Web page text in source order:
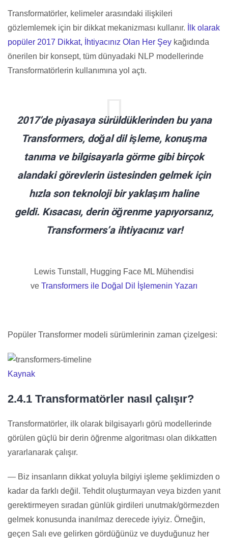
Transformatörler, kelimeler arasındaki ilişkileri
gözlemlemek için bir dikkat mekanizması kullanır.
İlk olarak
popüler 2017 Dikkat, İhtiyacınız Olan Her Şey kağıdında
önerilen bir konsept, tüm dünyadaki NLP modellerinde
Transformatörlerin kullanımına yol açtı.
2017’de piyasaya sürüldüklerinden bu yana
Transformers, doğal dil işleme, konuşma
tanıma ve bilgisayarla görme gibi birçok
alandaki görevlerin üstesinden gelmek için
hızla son teknoloji bir yaklaşım haline
geldi. Kısacası, derin öğrenme yapıyorsanız,
Transformers’a ihtiyacınız var!
Lewis Tunstall, Hugging Face ML Mühendisi
ve Transformers ile Doğal Dil İşlemenin Yazarı
Popüler Transformer modeli sürümlerinin zaman çizelgesi:
Kaynak
2.4.1 Transformatörler nasıl çalışır?
Transformatörler, ilk olarak bilgisayarlı görü modellerinde
görülen güçlü bir derin öğrenme algoritması olan dikkatten
yararlanarak çalışır.
— Biz insanların dikkat yoluyla bilgiyi işleme şeklimizden o
kadar da farklı değil. Tehdit oluşturmayan veya bizden yanıt
gerektirmeyen sıradan günlük girdileri unutmak/görmezden
gelmek konusunda inanılmaz derecede iyiyiz. Örneğin,
geçen Salı eve gelirken gördüğünüz ve duyduğunuz her